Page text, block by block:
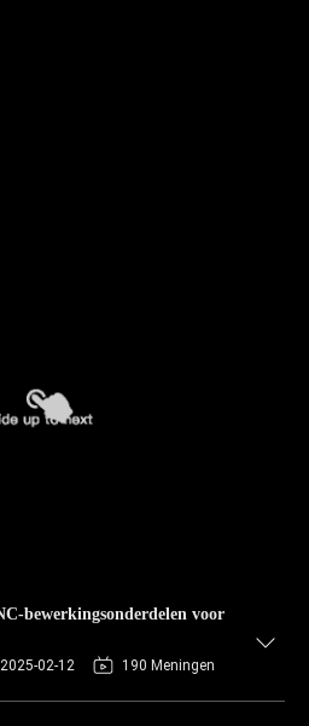
bewerkingsonderdelen voor
2025-02-12 190 Meningen